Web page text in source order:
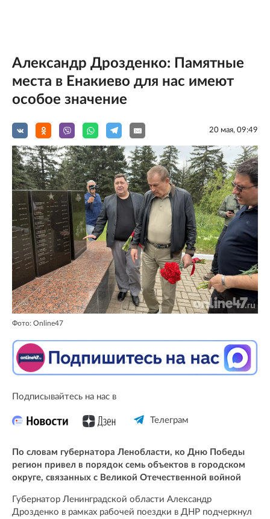
Александр Дрозденко: Памятные
места в Енакиево для нас имеют
особое значение
20 мая, 09:49
Фото: Online47
Подписывайтесь на нас в
Телеграм
По словам губернатора Ленобласти, ко Дню Победы
регион привел в порядок семь объектов в городском
округе, связанных с Великой Отечественной войной
Губернатор Ленинградской области Александр
Дрозденко в рамках рабочей поездки в ДНР подчеркнул